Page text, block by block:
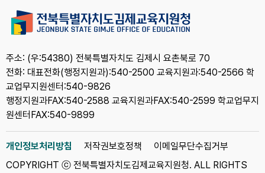
주소: (우:54380) 전북특별자치도 김제시 요촌북로 70
전화: 대표전화(행정지원과):540-2500 교육지원과:540-2566 학
교업무지원센터:540-9826
행정지원과FAX:540-2588 교육지원과FAX:540-2599 학교업무지
원센터FAX:540-9899
개인정보처리방침 저작권보호정책
이메일무단수집거부
COPYRIGHT ⓒ 전북특별자치도김제교육지원청. ALL RIGHTS